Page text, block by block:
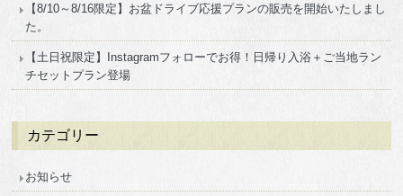
【8/10～8/16限定】お盆ドライブ応援プランの販売を開始いたしまし
た。
【土日祝限定】Instagramフォローでお得！日帰り入浴＋ご当地ラン
チセットプラン登場
カテゴリー
お知らせ